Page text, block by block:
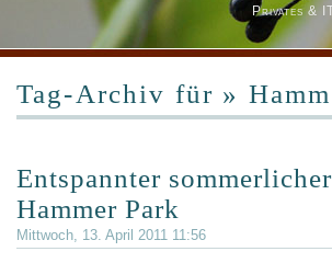
Privates &
Tag-Archiv für »
Entspannter
Hammer Park
Mittwoch, 13. April 2011 11:56